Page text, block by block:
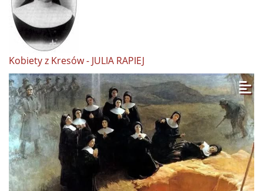
Kobiety z Kresów - JULIA RAPIEJ